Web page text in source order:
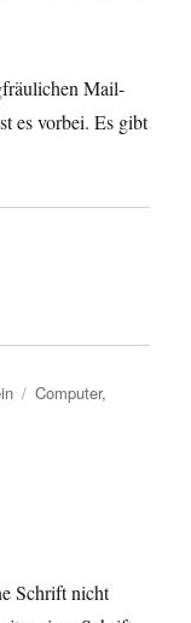
Mail-
es vorbei. Es gibt
Schlagwörter
Computer,
Schrift nicht